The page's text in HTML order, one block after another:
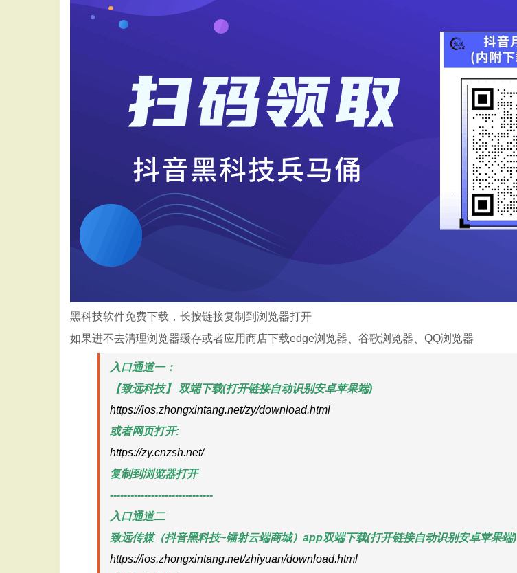
黑科技软件免费下载，长按链接复制到浏览器打开
如果进不去清理浏览器缓存或者应用商店下载edge浏览器、谷歌浏览器、QQ浏览器
入口通道一：
【致远科技】 双端下载(打开链接自动识别安卓苹果端)
https://ios.zhongxintang.net/zy/download.html
或者网页打开:
https://zy.cnzsh.net/
复制到浏览器打开
------------------------------
入口通道二
致远传媒（抖音黑科技~镭射云端商城）app双端下载(打开链接自动识别安卓苹果端)
https://ios.zhongxintang.net/zhiyuan/download.html